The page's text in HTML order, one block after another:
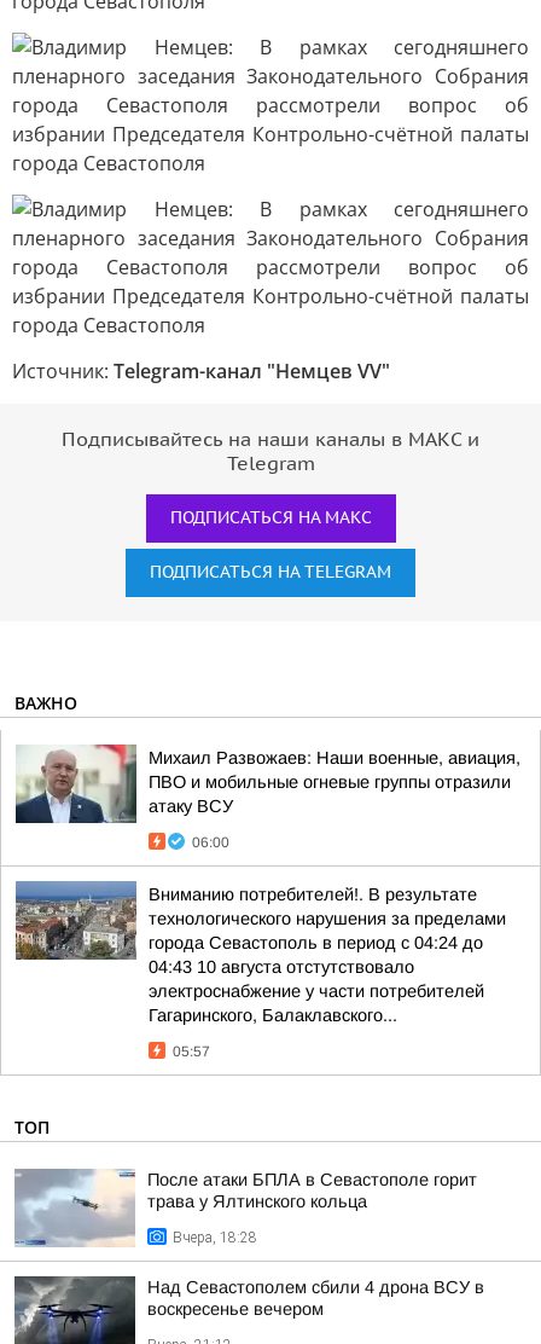
Источник: Telegram-канал "Немцев VV"
Подписывайтесь на наши каналы в МАКС и
Telegram
ПОДПИСАТЬСЯ НА МАКС
ПОДПИСАТЬСЯ НА TELEGRAM
ВАЖНО
Михаил Развожаев: Наши военные, авиация,
ПВО и мобильные огневые группы отразили
атаку ВСУ
06:00
Вниманию потребителей!. В результате
технологического нарушения за пределами
города Севастополь в период с 04:24 до
04:43 10 августа отстутствовало
электроснабжение у части потребителей
Гагаринского, Балаклавского...
05:57
ТОП
После атаки БПЛА в Севастополе горит
трава у Ялтинского кольца
Вчера, 18:28
Над Севастополем сбили 4 дрона ВСУ в
воскресенье вечером